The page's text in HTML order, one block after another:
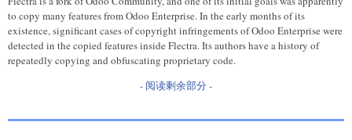
to copy many features from Odoo Enterprise. In the early months of its
existence, significant cases of copyright infringements of Odoo Enterprise were
detected in the copied features inside Flectra. Its authors have a history of
repeatedly copying and obfuscating proprietary code.
- 阅读剩余部分 -